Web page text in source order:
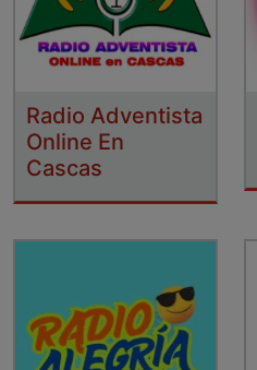
Radio Adventista
Online En
Cascas